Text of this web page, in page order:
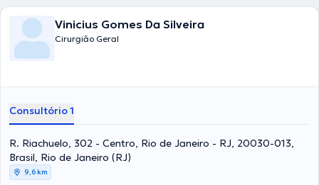
Vinicius Gomes Da Silveira
Cirurgião Geral
Consultório 1
R. Riachuelo, 302 - Centro, Rio de Janeiro - RJ, 20030-013,
Brasil, Rio de Janeiro (RJ)
9,6 km